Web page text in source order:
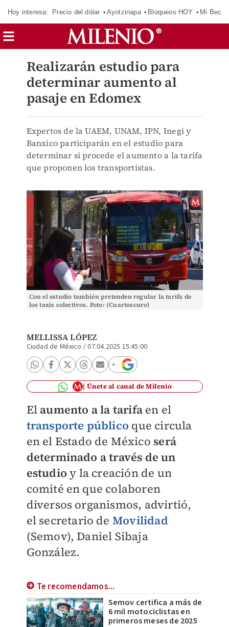
Hoy interesa: Precio del dólar Ayotzinapa Bloqueos HOY Mi Beca
Realizarán estudio para
determinar aumento al
pasaje en Edomex
Expertos de la UAEM, UNAM, IPN, Inegi y
Banxico participarán en el estudio para
determinar si procede el aumento a la tarifa
que proponen los transportistas.
Con el estudio también pretenden regular la tarifa de
los taxis colectivos. Foto: (Cuartoscuro)
MELLISSA LÓPEZ
Ciudad de México /07.04.2025 15:45:00
Únete al canal de Milenio
El aumento a la tarifaen el
transporte público que circula
en el Estado de México será
determinado a través de un
estudio y la creación de un
comité en que colaboren
diversos organismos, advirtió,
el secretario de Movilidad
(Semov), Daniel Sibaja
González.
Te recomendamos...
Semov certifica a más de
6 mil motociclistas en
primeros meses de 2025